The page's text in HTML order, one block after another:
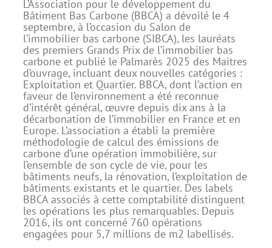
L’Association pour le développement du
Bâtiment Bas Carbone (BBCA) a dévoilé le 4
septembre, à l’occasion du Salon de
l’immobilier bas carbone (SIBCA), les lauréats
des premiers Grands Prix de l’immobilier bas
carbone et publié le Palmarès 2025 des Maitres
d’ouvrage, incluant deux nouvelles catégories :
Exploitation et Quartier. BBCA, dont l’action en
faveur de l’environnement a été reconnue
d’intérêt général, œuvre depuis dix ans à la
décarbonation de l’immobilier en France et en
Europe. L’association a établi la première
méthodologie de calcul des émissions de
carbone d’une opération immobilière, sur
l’ensemble de son cycle de vie, pour les
bâtiments neufs, la rénovation, l’exploitation de
bâtiments existants et le quartier. Des labels
BBCA associés à cette comptabilité distinguent
les opérations les plus remarquables. Depuis
2016, ils ont concerné 760 opérations
engagées pour 5,7 millions de m2 labellisés.